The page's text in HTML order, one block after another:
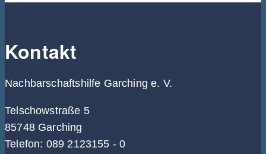
Kontakt
Nachbarschaftshilfe Garching e. V.
Telschowstraße 5
85748 Garching
Telefon: 089 2123155 - 0